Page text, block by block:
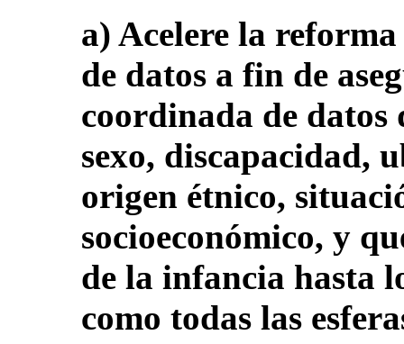
a) Acelere la
de datos a fin de
coordinada de datos
sexo, discapacidad,
origen étnico,
socioeconómico, y
de la infancia hasta
como todas las